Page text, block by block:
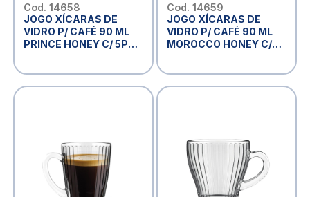
Cod. 14658
JOGO XÍCARAS DE
VIDRO P/ CAFÉ 90 ML
PRINCE HONEY C/ 5PÇS
Cod. 14659
JOGO XÍCARAS DE
VIDRO P/ CAFÉ 90 ML
MOROCCO HONEY C/